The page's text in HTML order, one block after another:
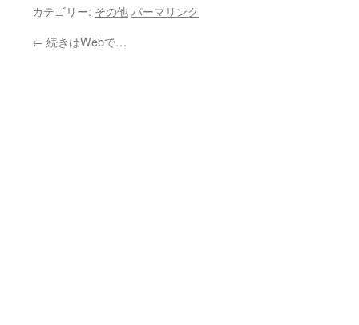
カテゴリー: その他 パーマリンク
← 続きはWebで…